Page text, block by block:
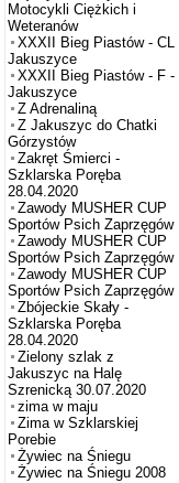
Motocykli Ciężkich i
Weteranów
XXXII Bieg Piastów - CL
Jakuszyce
XXXII Bieg Piastów - F -
Jakuszyce
Z Adrenaliną
Z Jakuszyc do Chatki
Górzystów
Zakręt Śmierci -
Szklarska Poręba
28.04.2020
Zawody MUSHER CUP
Sportów Psich Zaprzęgów
Zawody MUSHER CUP
Sportów Psich Zaprzęgów
Zawody MUSHER CUP
Sportów Psich Zaprzęgów
Zbójeckie Skały -
Szklarska Poręba
28.04.2020
Zielony szlak z
Jakuszyc na Halę
Szrenicką 30.07.2020
zima w maju
Zima w Szklarskiej
Porebie
Żywiec na Śniegu
Żywiec na Śniegu 2008